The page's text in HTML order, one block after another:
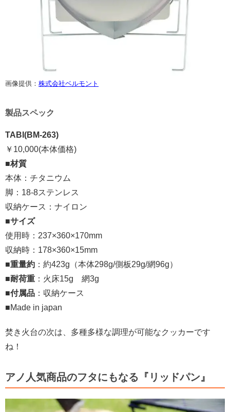
画像提供： 株式会社ベルモント
製品スペック
TABI(BM-263)
￥10,000(本体価格)
■材質
本体：チタニウム
脚：18-8ステンレス
収納ケース：ナイロン
■サイズ
使用時：237×360×170mm
収納時：178×360×15mm
■重量約 ：約423g（本体298g/側板29g/網96g）
■耐荷重 ：火床15g 網3g
■付属品 ：収納ケース
■Made in japan
焚き火台の次は、多種多様な調理が可能なクッカーです
ね！
アノ人気商品のフタにもなる『リッドパン』